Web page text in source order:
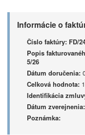
Informácie o
Číslo faktúry: FD/
Popis
5/26
Dátum doručenia:
Celková hodnota:
Identifikácia
Dátum zverejnenia:
Poznámka: